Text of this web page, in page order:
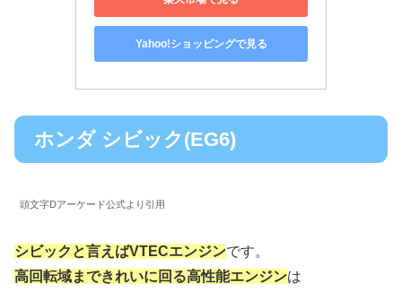
Yahoo!ショッピングで見る
ホンダ シビック(EG6)
頭文字Dアーケード公式より引用
シビックと言えばVTECエンジンです。
高回転域まできれいに回る高性能エンジンは